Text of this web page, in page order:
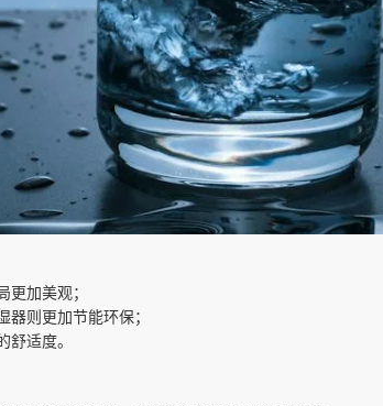
加美观；
则更加节能环保；
适度。